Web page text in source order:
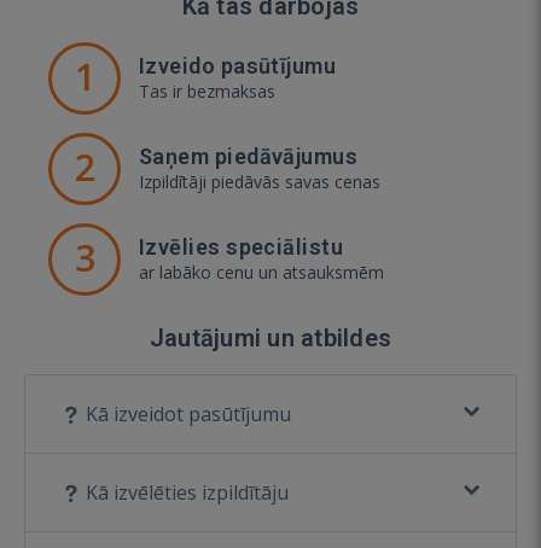
1 Izveido pasūtījumu
Tas ir bezmaksas
2 Saņem piedāvājumus
Izpildītāji piedāvās savas cenas
3 Izvēlies speciālistu
ar labāko cenu un atsauksmēm
Jautājumi un atbildes
Kā izveidot pasūtījumu
Kā izvēlēties izpildītāju